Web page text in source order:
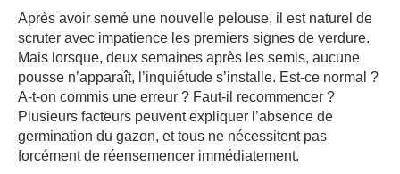
Après avoir semé une nouvelle pelouse, il est naturel de
scruter avec impatience les premiers signes de verdure.
Mais lorsque, deux semaines après les semis, aucune
pousse n’apparaît, l’inquiétude s’installe. Est-ce normal ?
A-t-on commis une erreur ? Faut-il recommencer ?
Plusieurs facteurs peuvent expliquer l’absence de
germination du gazon, et tous ne nécessitent pas
forcément de réensemencer immédiatement.